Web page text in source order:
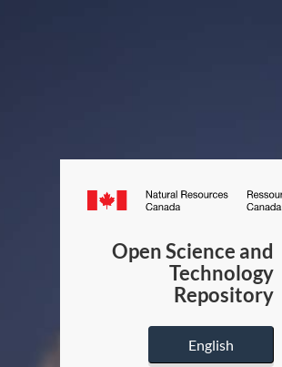
Canada.ca
Open Science and
Technology
Repository
English